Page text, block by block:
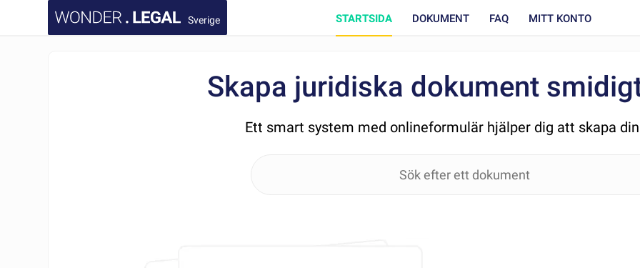
Sverige STARTSIDA DOKUMENT FAQ MITT KONTO
Skapa juridiska dokument
Ett smart system med onlineformulär hjälper dig att skapa